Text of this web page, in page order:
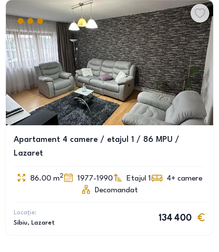
Apartament 4 camere / etajul 1 / 86 MPU /
Lazaret
86.00 m2 1977-1990 Etajul 1 4+ camere
Decomandat
Locație:
Sibiu, Lazaret
134 400